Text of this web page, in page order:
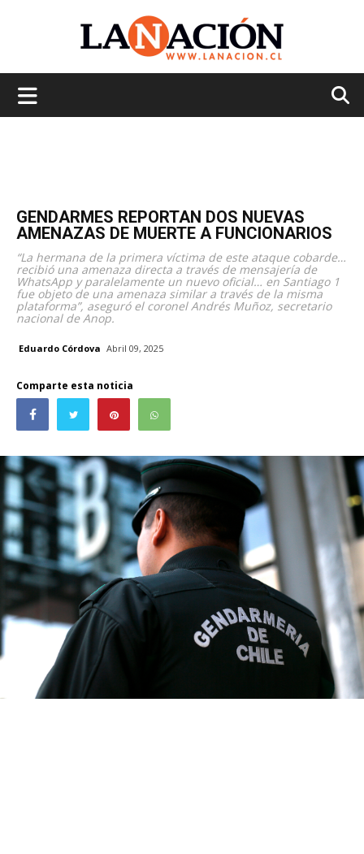
GENDARMES REPORTAN DOS NUEVAS
AMENAZAS DE MUERTE A FUNCIONARIOS
“La hermana de la primera víctima de este ataque cobarde…
recibió una amenaza directa a través de mensajería de
WhatsApp y paralelamente un nuevo oficial… en Santiago 1
fue objeto de una amenaza similar a través de la misma
plataforma”, aseguró el coronel Andrés Muñoz, secretario
nacional de Anop.
Eduardo Córdova Abril 09, 2025
Comparte esta noticia